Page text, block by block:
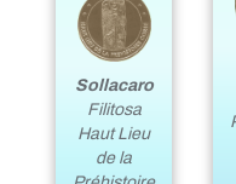
Sollacaro
Filitosa
Haut Lieu
de la